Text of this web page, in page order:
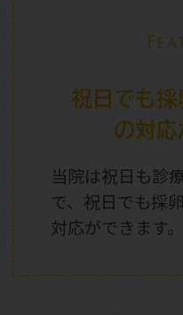
祝日でも
の対応
当院は祝日も診
で、祝日でも採
対応ができます。